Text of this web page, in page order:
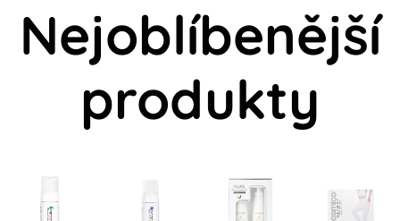
Nejoblíbenější
produkty